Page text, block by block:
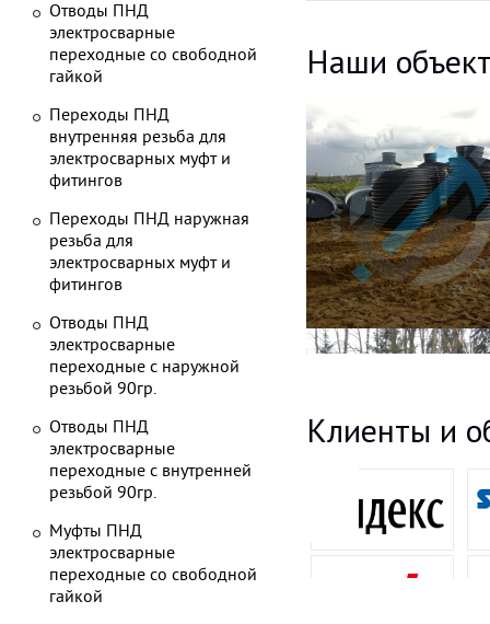
Наши
Клиенты и
Отводы ПНД
электросварные
переходные со свободной
гайкой
Переходы ПНД
внутренняя резьба для
электросварных муфт и
фитингов
Переходы ПНД наружная
резьба для
электросварных муфт и
фитингов
Отводы ПНД
электросварные
переходные с наружной
резьбой 90гр.
Отводы ПНД
электросварные
переходные с внутренней
резьбой 90гр.
Муфты ПНД
электросварные
переходные со свободной
гайкой